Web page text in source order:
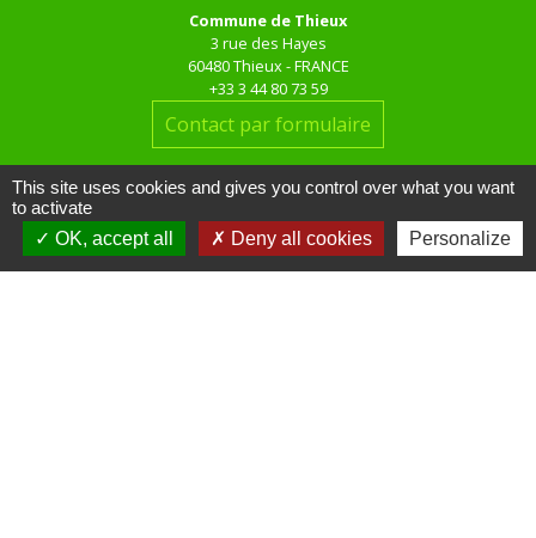
Commune de Thieux
3 rue des Hayes
60480 Thieux - FRANCE
+33 3 44 80 73 59
Contact par formulaire
Horaires d'ouverture au public
le jeudi de 16h00 à 17h00
This site uses cookies and gives you control over what you want
to activate
OK, accept all
Deny all cookies Personalize